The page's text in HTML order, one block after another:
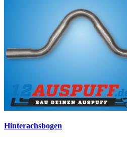
Hinterachsbogen